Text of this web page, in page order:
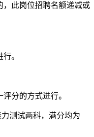
，此岗位招聘名额递减或
。
分的方式进行。
测试两科，满分均为